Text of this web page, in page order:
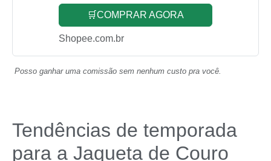
🛒COMPRAR AGORA
Shopee.com.br
Posso ganhar uma comissão sem nenhum custo pra você.
Tendências de temporada
para a Jaqueta de Couro